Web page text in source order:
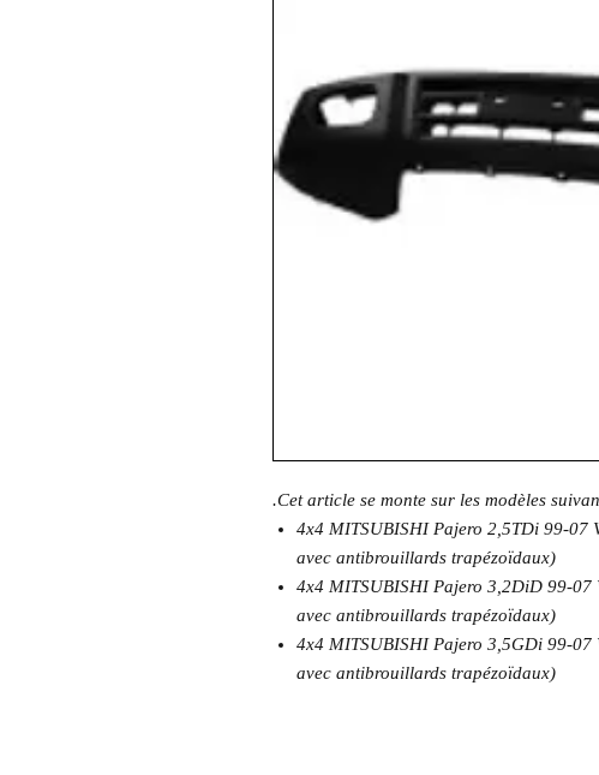
.Cet article se monte sur les modèles
4x4 MITSUBISHI Pajero 2,5TDi 99-07
avec antibrouillards trapézoïdaux)
4x4 MITSUBISHI Pajero 3,2DiD 99-07
avec antibrouillards trapézoïdaux)
4x4 MITSUBISHI Pajero 3,5GDi 99-07
avec antibrouillards trapézoïdaux)